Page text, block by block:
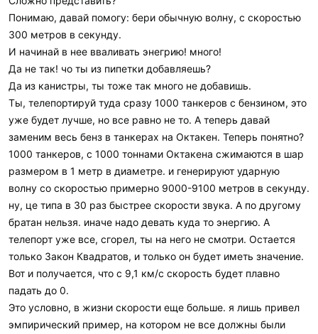
Понимаю, давай помогу: бери обычную волну, с скоростью
300 метров в секунду.
И начинай в нее вваливать энегрию! много!
Да не так! чо ты из пипетки добавляешь?
Да из канистры, ты тоже так много не добавишь.
Ты, телепортируй туда сразу 1000 танкеров с бензином, это
уже будет лучше, но все равно не то. А теперь давай
заменим весь бенз в танкерах на Октакен. Теперь понятно?
1000 танкеров, с 1000 тоннами Октакена сжимаются в шар
размером в 1 метр в диаметре. и генерируют ударную
волну со скоростью примерно 9000-9100 метров в секунду.
ну, це типа в 30 раз быстрее скорости звука. А по другому
братан нельзя. иначе надо девать куда то энергию. А
телепорт уже все, сгорел, ты на него не смотри. Остается
только Закон Квадратов, и только он будет иметь значение.
Вот и получается, что с 9,1 км/с скорость будет плавно
падать до 0.
Это условно, в жизни скорости еще больше. я лишь привел
эмпирический пример, на котором не все должны были